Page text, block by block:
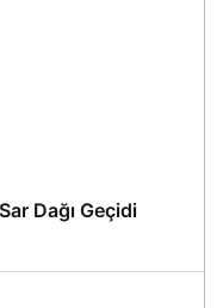
Dağı Geçidi